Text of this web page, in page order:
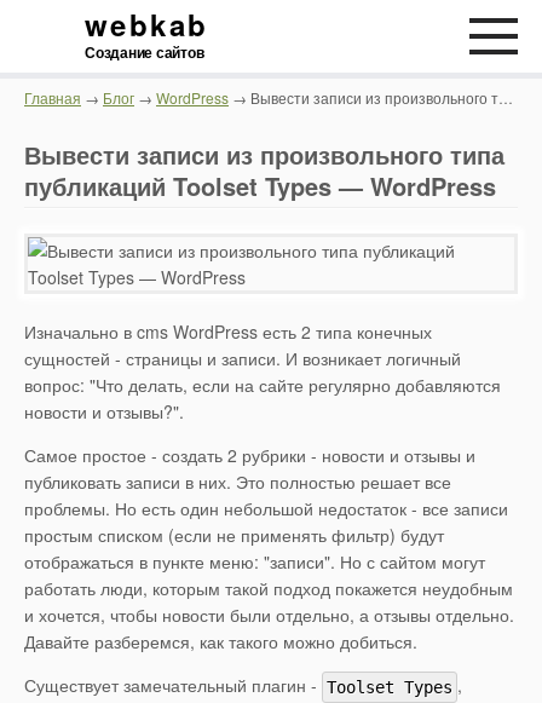
webkab
Создание сайтов
Вывести записи из произвольного типа
публикаций Toolset Types — WordPress
Изначально в cms WordPress есть 2 типа конечных
сущностей - страницы и записи. И возникает логичный
вопрос: "Что делать, если на сайте регулярно добавляются
новости и отзывы?".
Самое простое - создать 2 рубрики - новости и отзывы и
публиковать записи в них. Это полностью решает все
проблемы. Но есть один небольшой недостаток - все записи
простым списком (если не применять фильтр) будут
отображаться в пункте меню: "записи". Но с сайтом могут
работать люди, которым такой подход покажется неудобным
и хочется, чтобы новости были отдельно, а отзывы отдельно.
Давайте разберемся, как такого можно добиться.
Существует замечательный плагин - Toolset Types ,
Главная → Блог → WordPress → Вывести записи из произвольного типа публикаций Toolset Types — WordPress